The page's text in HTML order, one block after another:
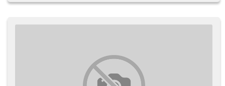
Apple CarPlay, parkovací senzory zadní